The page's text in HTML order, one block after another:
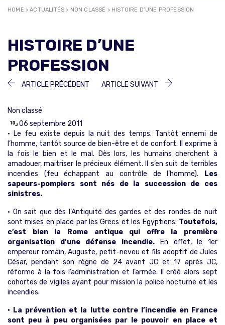
HOME >ACTUALITÉS > NON CLASSÉ > HISTOIRE D’UNE PROFESSION
HISTOIRE D’UNE
PROFESSION
NAVIGATION
L’ARTICLE
ARTICLE PRÉCÉDENT ARTICLE
ARTICLE SUIVANT
ARTICLE
Non classé
06 septembre 2011
• Le feu existe depuis la nuit des temps. Tantôt ennemi de
l’homme, tantôt source de bien-être et de confort. Il exprime à
la fois le bien et le mal. Dès lors, les humains cherchent à
amadouer, maitriser le précieux élément. Il s’en suit de terribles
incendies (feu échappant au contrôle de l’homme).
Les
sapeurs-pompiers sont nés de la succession de ces
sinistres.
• On sait que dès l’Antiquité des gardes et des rondes de nuit
sont mises en place par les Grecs et les Egyptiens. Toutefois,
c’est bien la Rome antique qui offre la première
organisation d’une défense incendie. En effet, le 1er
empereur romain, Auguste, petit-neveu et fils adoptif de Jules
César, pendant son règne de 24 avant JC et 17 après JC,
réforme à la fois l’administration et l’armée. Il créé alors sept
cohortes de vigiles ayant pour mission la police nocturne et les
incendies.
• La prévention et la lutte contre l’incendie en France
sont peu à peu organisées par le pouvoir en place et